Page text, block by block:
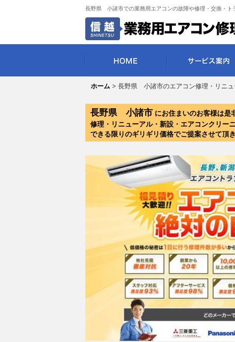
長野県 小諸市での業務用エアコンの故障や修理・交換・ト
ホーム > 長野県 小諸市のエアコン修理・リニ
長野県 小諸市 にお住まいのお客様は是
修理・リニューアル・新設・エアコンクリー
できる限りのギリギリ価格でご提案させて頂